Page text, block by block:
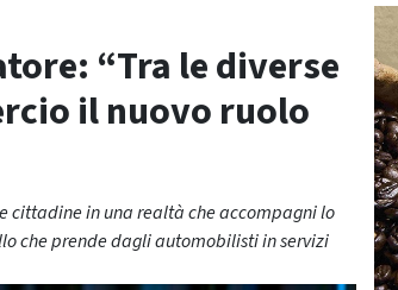
“Tra le diverse
il nuovo ruolo
in una realtà che accompagni lo
che prende dagli automobilisti in servizi